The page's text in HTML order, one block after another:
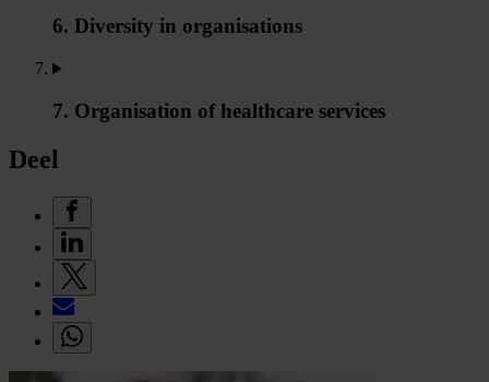
6. Diversity in organisations
7. Organisation of healthcare services
Deel